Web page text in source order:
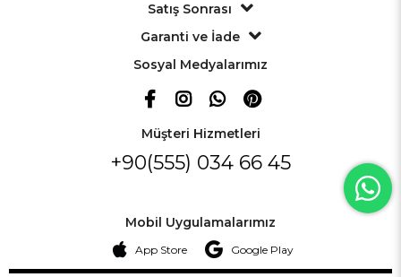
Satış Sonrası
Garanti ve İade
Sosyal Medyalarımız
Müşteri Hizmetleri
+90(555) 034 66 45
Mobil Uygulamalarımız
App Store Google Play